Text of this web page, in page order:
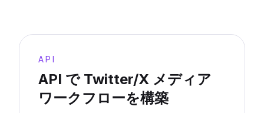
API
API で Twitter/X メディア
ワークフローを構築